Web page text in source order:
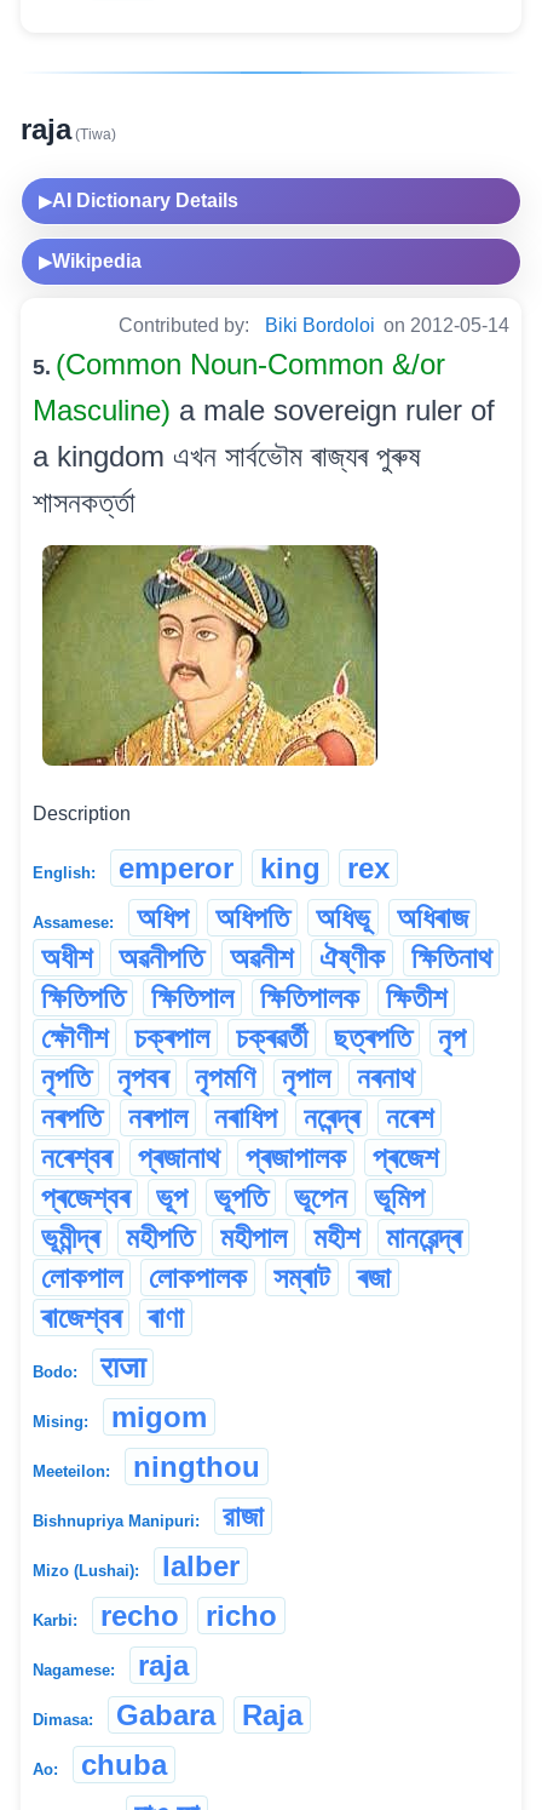
raja(Tiwa)
▶AI Dictionary Details
▶Wikipedia
Contributed by: Biki Bordoloi on 2012-05-14
5. (Common Noun-Common &/or
Masculine) a male sovereign ruler of
a kingdom এখন সাৰ্বভৌম ৰাজ্যৰ পুৰুষ
শাসনকৰ্ত্তা
Description
English: emperor king rex
Assamese: অধিপ অধিপতি অধিভূ
অধিৰাজ
অধীশ
অৱনীপতি অৱনীশ ঐষ্ণীক
ক্ষিতিনাথ
ক্ষিতিপতি
ক্ষিতিপাল ক্ষিতিপালক
ক্ষিতীশ
ক্ষৌণীশ
চক্ৰপাল চক্ৰৱৰ্তী ছত্ৰপতি
নৃপ
নৃপতি
নৃপবৰ নৃপমণি নৃপাল
নৰনাথ
নৰপতি
নৰপাল নৰাধিপ নৰেন্দ্ৰ
নৰেশ
নৰেশ্বৰ
প্ৰজানাথ প্ৰজাপালক
প্ৰজেশ
প্ৰজেশ্বৰ
ভূপ ভূপতি ভূপেন
ভূমিপ
ভূমীন্দ্ৰ
মহীপতি মহীপাল মহীশ
মানৱেন্দ্ৰ
লোকপাল
লোকপালক সম্ৰাট
ৰজা
ৰাজেশ্বৰ
ৰাণা
Bodo: राजा
Mising: migom
Meeteilon: ningthou
Bishnupriya Manipuri: রাজা
Mizo (Lushai): lalber
Karbi: recho richo
Nagamese: raja
Dimasa: Gabara Raja
Ao:
chuba